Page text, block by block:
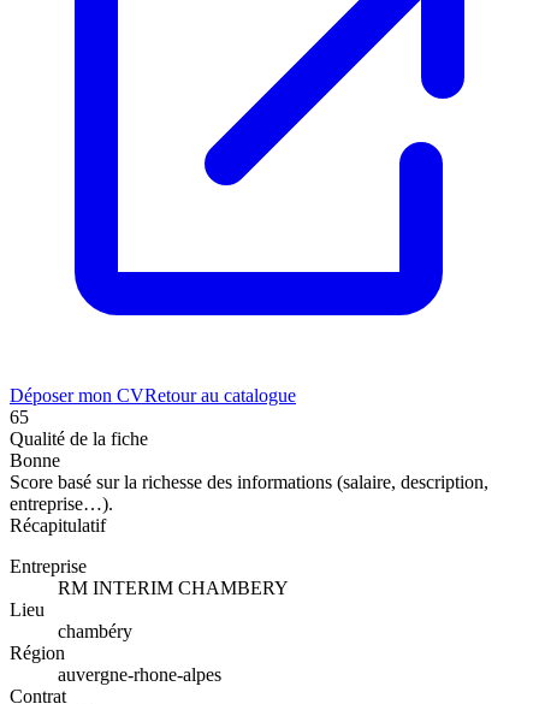
Déposer mon CVRetour au catalogue
65
Qualité de la fiche
Bonne
Score basé sur la richesse des informations (salaire, description,
entreprise…).
Récapitulatif
Entreprise
RM INTERIM CHAMBERY
Lieu
chambéry
Région
auvergne-rhone-alpes
Contrat